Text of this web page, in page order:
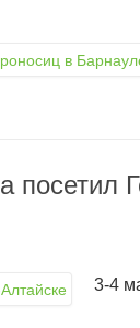
посетил
3-4